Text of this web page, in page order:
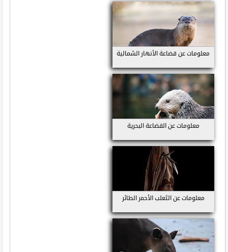
معلومات عن قضاعة الأنهار الشمالية
معلومات عن القضاعة البحرية
معلومات عن الثعلب الأحمر الطائر